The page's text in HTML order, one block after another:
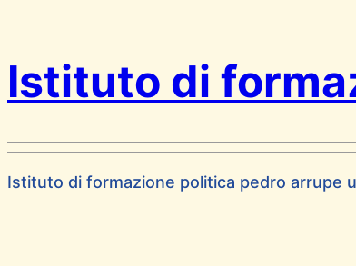
Istituto di
Istituto di formazione politica pedro arrupe